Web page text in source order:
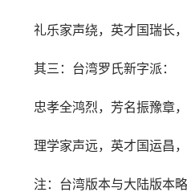
礼乐家声绕，英才国瑞长
其三：台湾罗氏新字派：
忠孝全鸿烈，芳名振豫章
理学家声远，英才国运昌
注：台湾版本与大陆版本